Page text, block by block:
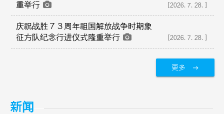
重举行
[2026.7.28.]
庆祝战胜７３周年祖国解放战争时期象
征方队纪念行进仪式隆重举行
[2026.7.28.]
更多
新闻